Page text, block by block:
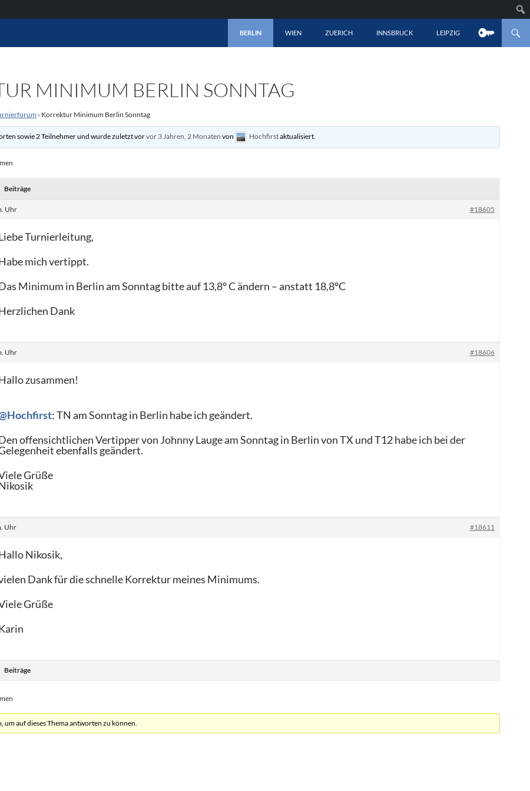
BERLIN
WIEN ZUERICH INNSBRUCK LEIPZIG
MINIMUM BERLIN SONNTAG
› Korrektur Minimum Berlin Sonntag
sowie 2 Teilnehmer und wurde zuletzt vorvor 3 Jahren, 2 Monaten von Hochfirstaktualisiert.
Beiträge
Uhr #18605
Turnierleitung,
mich vertippt.
Minimum in Berlin am Sonntag bitte auf 13,8° C ändern – anstatt 18,8°C
Dank
Uhr #18606
zusammen!
: TN am Sonntag in Berlin habe ich geändert.
offensichtlichen Vertipper von Johnny Lauge am Sonntag in Berlin von TX und T12 habe ich bei der
ebenfalls geändert.
Grüße
Uhr #18611
Nikosik,
Dank für die schnelle Korrektur meines Minimums.
Grüße
Beiträge
um auf dieses Thema antworten zu können.